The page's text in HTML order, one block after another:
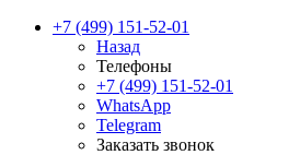
+7 (499) 151-52-01
Назад
Телефоны
+7 (499) 151-52-01
WhatsApp
Telegram
Заказать звонок